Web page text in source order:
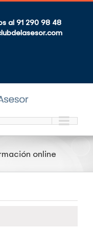
al 91 290 98 48
online